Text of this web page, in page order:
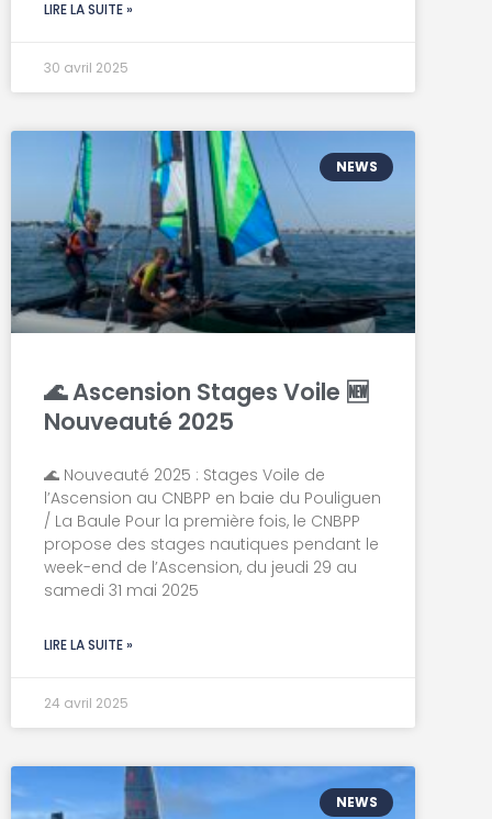
LIRE LA SUITE »
30 avril 2025
NEWS
🌊 Ascension Stages Voile 🆕
Nouveauté 2025
🌊 Nouveauté 2025 : Stages Voile de
l’Ascension au CNBPP en baie du Pouliguen
/ La Baule Pour la première fois, le CNBPP
propose des stages nautiques pendant le
week-end de l’Ascension, du jeudi 29 au
samedi 31 mai 2025
LIRE LA SUITE »
24 avril 2025
NEWS